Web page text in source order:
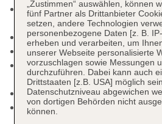
Kurtaxe/Ökotaxe/
Fremdanbieter, pro Nacht
Check-in Zeit ab 16:00 Uhr
Check-out Zeit bis 11:00 Uhr
Early Check-in: 12:00 Uhr -
Gebühr
Hoteleröffnung: 2025
Rezeption: täglich,
„Zustimmen“ auswählen, können
fünf Partner als Drittanbieter
setzen, andere Technologien
personenbezogene Daten [z. B.
erheben und verarbeiten, um
unserer Webseite personalisierte
vorzuschlagen sowie Messungen
durchzuführen. Dabei kann auch
Drittstaaten [z.B. USA] möglich
Datenschutzniveau abgewichen
von dortigen Behörden nicht
können.